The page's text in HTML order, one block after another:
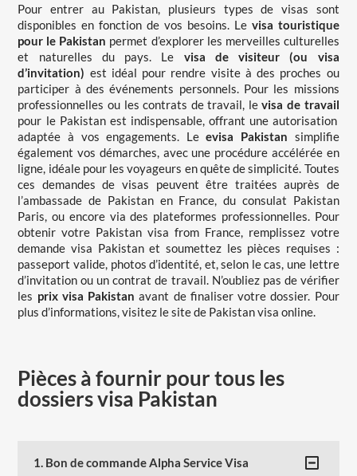
Pour entrer au Pakistan, plusieurs types de visas sont
disponibles en fonction de vos besoins. Le visa touristique
pour le Pakistan permet d’explorer les merveilles culturelles
et naturelles du pays. Le visa de visiteur (ou visa
d’invitation) est idéal pour rendre visite à des proches ou
participer à des événements personnels. Pour les missions
professionnelles ou les contrats de travail, levisa de travail
pour le Pakistan est indispensable, offrant une autorisation
adaptée à vos engagements. Leevisa Pakistan simplifie
également vos démarches, avec une procédure accélérée en
ligne, idéale pour les voyageurs en quête de simplicité. Toutes
ces demandes de visas peuvent être traitées auprès de
l’ambassade de Pakistan en France, du consulat Pakistan
Paris, ou encore via des plateformes professionnelles. Pour
obtenir votre Pakistan visa from France, remplissez votre
demande visa Pakistanet soumettez les pièces requises :
passeport valide, photos d’identité, et, selon le cas, une lettre
d’invitation ou un contrat de travail. N’oubliez pas de vérifier
les prix visa Pakistan avant de finaliser votre dossier. Pour
plus d’informations, visitez le site de Pakistan visa online.
Pièces à fournir pour tous les
dossiers visa Pakistan
1. Bon de commande Alpha Service Visa